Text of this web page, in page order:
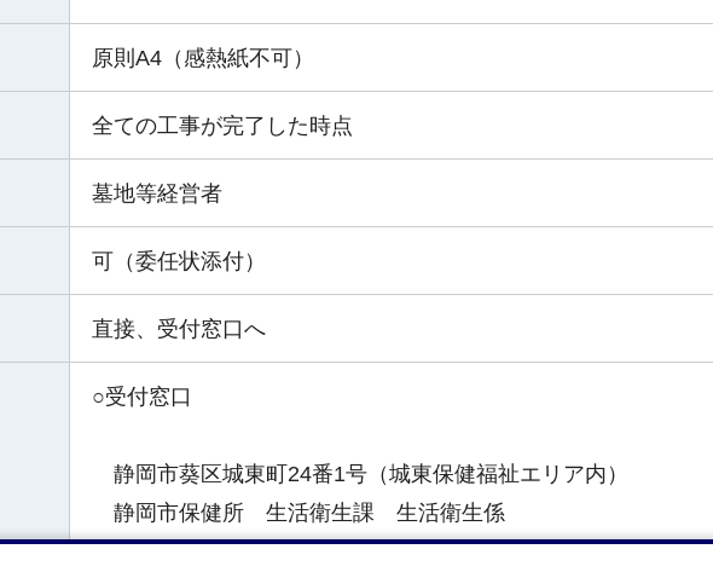
原則A4（感熱紙不可）
全ての工事が完了した時点
墓地等経営者
可（委任状添付）
直接、受付窓口へ
○受付窓口
静岡市葵区城東町24番1号（城東保健福祉エリア内）
静岡市保健所 生活衛生課 生活衛生係
電話054-249-3155